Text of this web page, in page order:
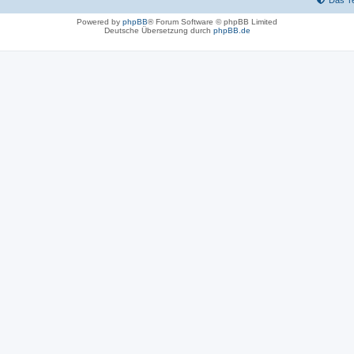
Powered by phpBB® Forum Software © phpBB Limited
Deutsche Übersetzung durch phpBB.de